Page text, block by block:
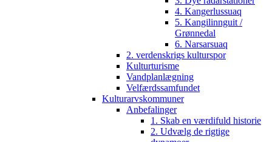
4. Kangerlussuaq
5. Kangilinnguit /
Grønnedal
6. Narsarsuaq
2. verdenskrigs kulturspor
Kulturturisme
Vandplanlægning
Velfærdssamfundet
Kulturarvskommuner
Anbefalinger
1. Skab en værdifuld historie
2. Udvælg de rigtige